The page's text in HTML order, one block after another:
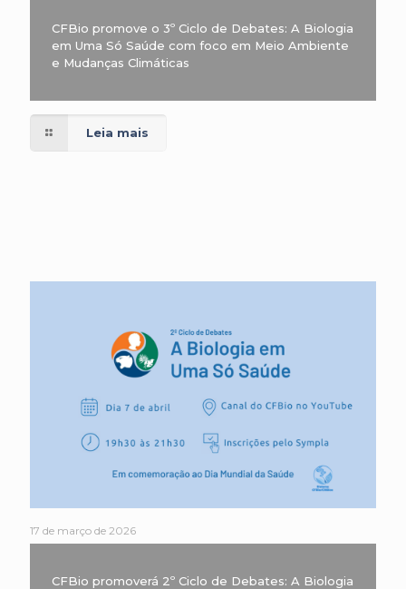
CFBio promove o 3º Ciclo de Debates: A Biologia
em Uma Só Saúde com foco em Meio Ambiente
e Mudanças Climáticas
Leia mais
17 de março de 2026
CFBio promoverá 2º Ciclo de Debates: A Biologia